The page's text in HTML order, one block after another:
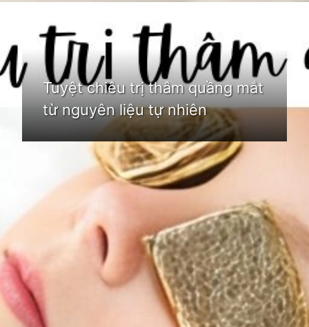
https://idep.edu.vn/xoa-tham-quang-mat
Tuyệt chiêu trị thâm quầng mắt
từ nguyên liệu tự nhiên